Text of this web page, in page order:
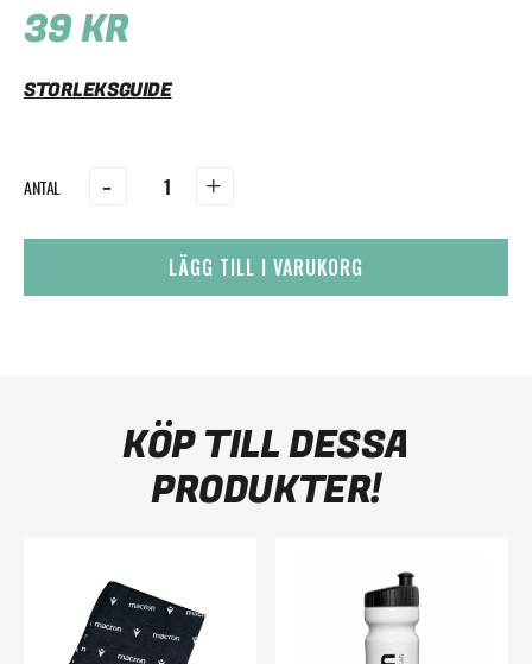
39KR
STORLEKSGUIDE
- +
LÄGG TILL I VARUKORG
KÖP TILL DESSA
PRODUKTER!